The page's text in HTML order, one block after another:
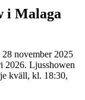
i Malaga
november 2025
2026. Ljusshowen
kväll, kl. 18:30,